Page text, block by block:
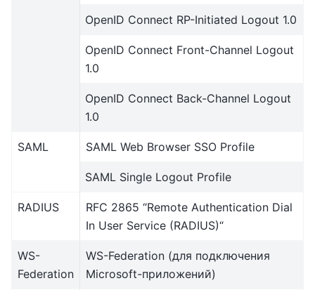
OpenID Connect RP-Initiated Logout 1.0
OpenID Connect Front-Channel Logout
1.0
OpenID Connect Back-Channel Logout
1.0
SAML SAML Web Browser SSO Profile
SAML Single Logout Profile
RADIUS
RFC 2865 “Remote Authentication Dial
In User Service (RADIUS)“
WS-
Federation
WS-Federation (для подключения
Microsoft-приложений)